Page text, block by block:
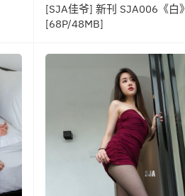
[SJA佳爷] 新刊 SJA006《白》
[68P/48MB]